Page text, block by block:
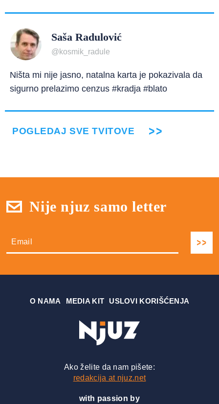
Saša Radulović
@kosmik_radule
Ništa mi nije jasno, natalna karta je pokazivala da
sigurno prelazimo cenzus #kradja #blato
POGLEDAJ SVE TVITOVE
Nije njuz samo letter
О NAMA MEDIA KIT USLOVI KORIŠĆENJA
Ako želite da nam pišete:
redakcija at njuz.net
with passion by